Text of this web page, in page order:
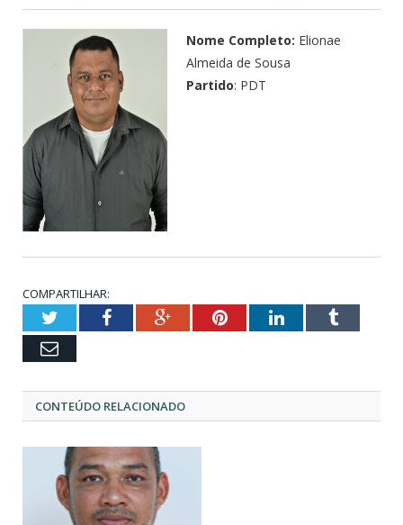
Nome Completo: Elionae
Almeida de Sousa
Partido: PDT
COMPARTILHAR:
TwitterFacebookGoogle+PinterestLinkedInTumblr
Email
CONTEÚDO RELACIONADO